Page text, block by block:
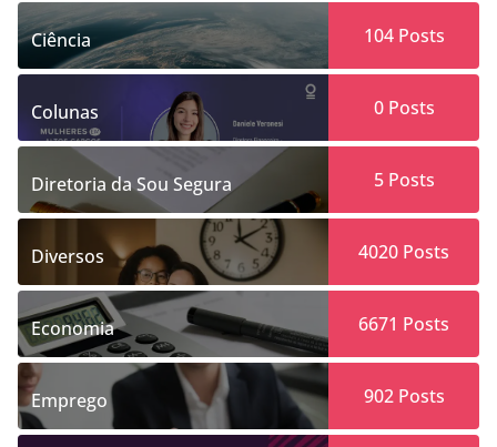
Ciência 104Posts
Colunas 0Posts
Diretoria da Sou Segura 5Posts
Diversos 4020 Posts
Economia 6671 Posts
Emprego 902Posts